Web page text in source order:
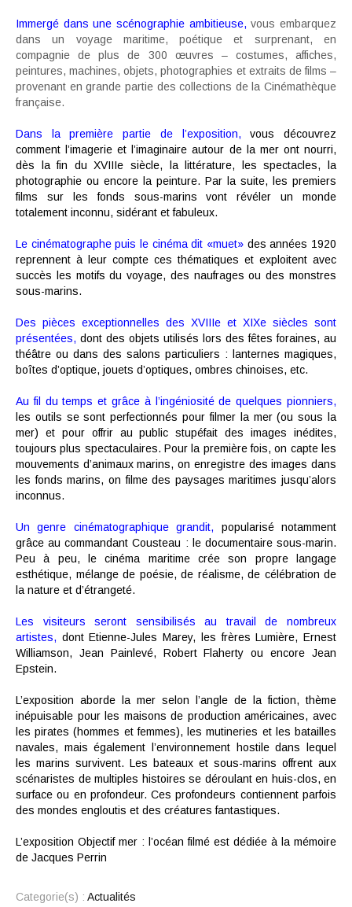
Immergé dans une scénographie ambitieuse, vous embarquez
dans un voyage maritime, poétique et surprenant, en
compagnie de plus de 300 œuvres – costumes, affiches,
peintures, machines, objets, photographies et extraits de films –
provenant en grande partie des collections de la Cinémathèque
française.
Dans la première partie de l’exposition, vous découvrez
comment l’imagerie et l’imaginaire autour de la mer ont nourri,
dès la fin du XVIIIe siècle, la littérature, les spectacles, la
photographie ou encore la peinture. Par la suite, les premiers
films sur les fonds sous-marins vont révéler un monde
totalement inconnu, sidérant et fabuleux.
Le cinématographe puis le cinéma dit «muet» des années 1920
reprennent à leur compte ces thématiques et exploitent avec
succès les motifs du voyage, des naufrages ou des monstres
sous-marins.
Des pièces exceptionnelles des XVIIIe et XIXe siècles sont
présentées, dont des objets utilisés lors des fêtes foraines, au
théâtre ou dans des salons particuliers : lanternes magiques,
boîtes d’optique, jouets d’optiques, ombres chinoises, etc.
Au fil du temps et grâce à l’ingéniosité de quelques pionniers,
les outils se sont perfectionnés pour filmer la mer (ou sous la
mer) et pour offrir au public stupéfait des images inédites,
toujours plus spectaculaires. Pour la première fois, on capte les
mouvements d’animaux marins, on enregistre des images dans
les fonds marins, on filme des paysages maritimes jusqu’alors
inconnus.
Un genre cinématographique grandit, popularisé notamment
grâce au commandant Cousteau : le documentaire sous-marin.
Peu à peu, le cinéma maritime crée son propre langage
esthétique, mélange de poésie, de réalisme, de célébration de
la nature et d’étrangeté.
Les visiteurs seront sensibilisés au travail de nombreux
artistes, dont Etienne-Jules Marey, les frères Lumière, Ernest
Williamson, Jean Painlevé, Robert Flaherty ou encore Jean
Epstein.
L’exposition aborde la mer selon l’angle de la fiction, thème
inépuisable pour les maisons de production américaines, avec
les pirates (hommes et femmes), les mutineries et les batailles
navales, mais également l’environnement hostile dans lequel
les marins survivent. Les bateaux et sous-marins offrent aux
scénaristes de multiples histoires se déroulant en huis-clos, en
surface ou en profondeur. Ces profondeurs contiennent parfois
des mondes engloutis et des créatures fantastiques.
L’exposition Objectif mer : l’océan filmé est dédiée à la mémoire
de Jacques Perrin
Categorie(s) : Actualités